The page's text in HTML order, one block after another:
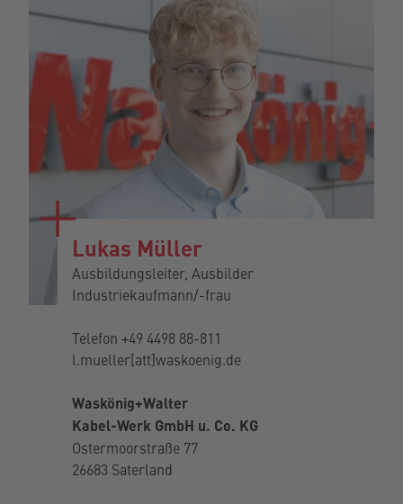
Lukas Müller
Ausbildungsleiter, Ausbilder
Industriekaufmann/-frau
Telefon +49 4498 88-811
l.mueller[att]waskoenig.de
Waskönig+Walter
Kabel-Werk GmbH u. Co. KG
Ostermoorstraße 77
26683 Saterland